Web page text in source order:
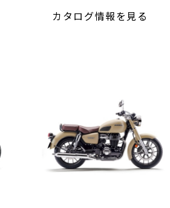
カタログ情報を見る